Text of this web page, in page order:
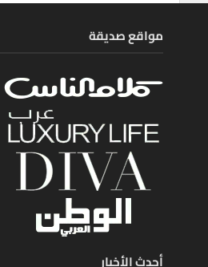
مواقع صديقة
أحدث الأخبار